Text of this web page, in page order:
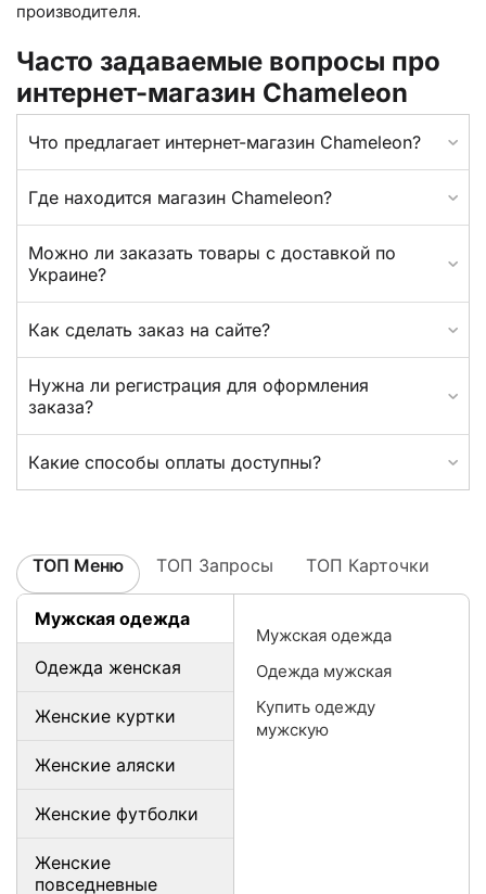
производителя.
Часто задаваемые вопросы про
интернет-магазин Chameleon
Что предлагает интернет-магазин Chameleon?
Где находится магазин Chameleon?
Можно ли заказать товары с доставкой по
Украине?
Как сделать заказ на сайте?
Нужна ли регистрация для оформления
заказа?
Какие способы оплаты доступны?
ТОП Меню ТОП Запросы ТОП Карточки
Мужская одежда
Одежда женская
Женские куртки
Женские аляски
Женские футболки
Женские
повседневные
Мужская одежда
Одежда мужская
Купить одежду
мужскую